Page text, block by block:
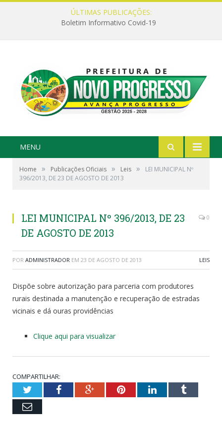
ÚLTIMAS PUBLICAÇÕES:
Boletim Informativo Covid-19
MENU
Home » Publicações Oficiais » Leis »
LEI MUNICIPAL Nº
396/2013, DE 23 DE AGOSTO DE 2013
LEI MUNICIPAL Nº 396/2013, DE 23
DE AGOSTO DE 2013
0
POR ADMINISTRADOR EM 23 DE AGOSTO DE 2013 LEIS
Dispõe sobre autorização para parceria com produtores
rurais destinada a manutenção e recuperação de estradas
vicinais e dá ouras providências
Clique aqui para visualizar
COMPARTILHAR:
TwitterFacebookGoogle+PinterestLinkedInTumblr
Email